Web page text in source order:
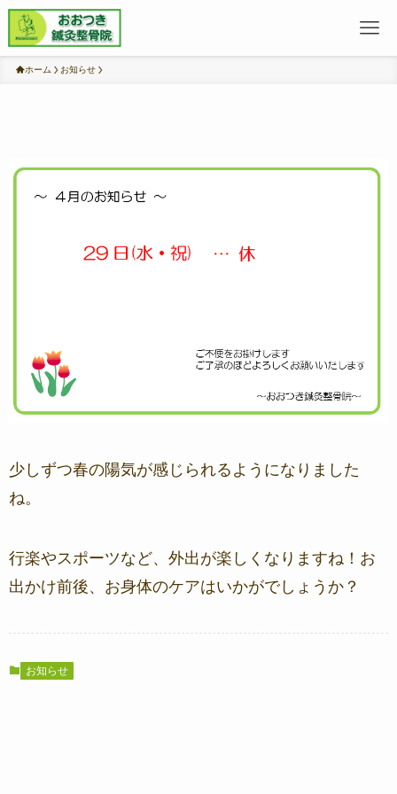
ホーム お知らせ
少しずつ春の陽気が感じられるようになりました
ね。
行楽やスポーツなど、外出が楽しくなりますね！お
出かけ前後、お身体のケアはいかがでしょうか？
お知らせ